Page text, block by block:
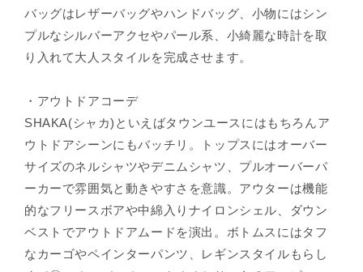
バッグはレザーバッグやハンドバッグ、小物にはシン
プルなシルバーアクセやパール系、小綺麗な時計を取
り入れて大人スタイルを完成させます。
・アウトドアコーデ
SHAKA(シャカ)といえばタウンユースにはもちろんア
ウトドアシーンにもバッチリ。トップスにはオーバー
サイズのネルシャツやデニムシャツ、プルオーバーパ
ーカーで雰囲気と動きやすさを意識。アウターは機能
的なフリースボアや中綿入りナイロンシェル、ダウン
ベストでアウトドアムードを演出。ボトムスにはタフ
なカーゴやペインターパンツ、レギンスタイルもらし